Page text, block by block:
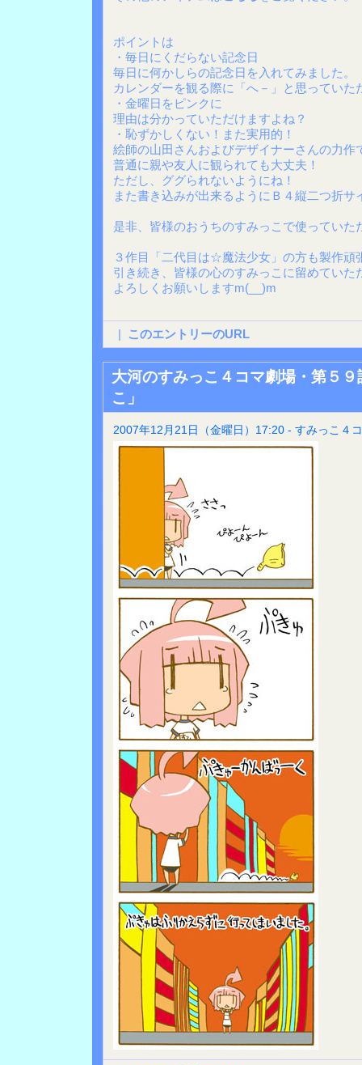
ポイントは
・毎日にくだらない記念日
毎日に何かしらの記念日を入れてみました。
カレンダーを観る際に「へ－」と思っていた
・金曜日をピンクに
理由は分かっていただけますよね？
・恥ずかしくない！また実用的！
絵師の山田さんおよびデザイナーさんの力作
普通に親や友人に観られても大丈夫！
ただし、ググられないようにね！
また書き込みが出来るようにＢ４縦二つ折サ
是非、皆様のおうちのすみっこで使っていた
３作目「二代目は☆魔法少女」の方も製作頑
引き続き、皆様の心のすみっこに留めていた
よろしくお願いしますm(__)m
| このエントリーのURL
大河のすみっこ４コマ劇場・第５
こ」
2007年12月21日（金曜日）17:20 - すみっこ４